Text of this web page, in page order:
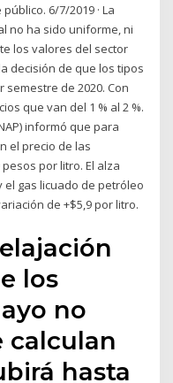
6/7/2019 · La
no ha sido uniforme, ni
los valores del sector
decisión de que los tipos
de 2020. Con
que van del 1 % al 2 %.
informó que para
el precio de las
por litro. El alza
gas licuado de petróleo
de +$5,9 por litro.
los
no
calculan
hasta